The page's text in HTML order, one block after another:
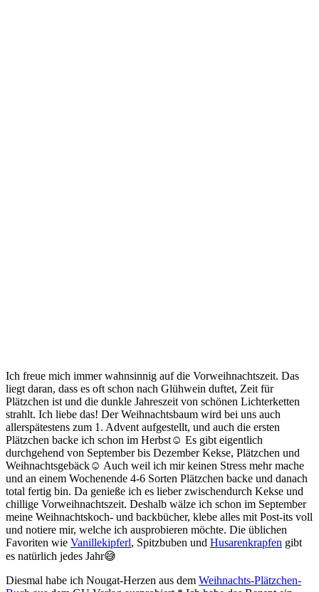
Ich freue mich immer wahnsinnig auf die Vorweihnachtszeit. Das
liegt daran, dass es oft schon nach Glühwein duftet, Zeit für
Plätzchen ist und die dunkle Jahreszeit von schönen Lichterketten
strahlt. Ich liebe das! Der Weihnachtsbaum wird bei uns auch
allerspätestens zum 1. Advent aufgestellt, und auch die ersten
Plätzchen backe ich schon im Herbst☺ Es gibt eigentlich
durchgehend von September bis Dezember Kekse, Plätzchen und
Weihnachtsgebäck☺ Auch weil ich mir keinen Stress mehr mache
und an einem Wochenende 4-6 Sorten Plätzchen backe und danach
total fertig bin. Da genieße ich es lieber zwischendurch Kekse und
chillige Vorweihnachtszeit. Deshalb wälze ich schon im September
meine Weihnachtskoch- und backbücher, klebe alles mit Post-its voll
und notiere mir, welche ich ausprobieren möchte. Die üblichen
Favoriten wie Vanillekipferl, Spitzbuben und Husarenkrapfen gibt
es natürlich jedes Jahr😅
Diesmal habe ich Nougat-Herzen aus dem Weihnachts-Plätzchen-